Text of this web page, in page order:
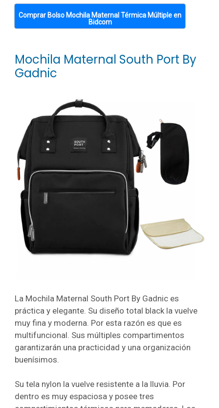
Comprar Bolso Mochila Maternal Térmica Múltiple en
Bidcom
Mochila Maternal South Port By
Gadnic
La Mochila Maternal South Port By Gadnic es
práctica y elegante. Su diseño total black la vuelve
muy fina y moderna. Por esta razón es que es
multifuncional. Sus múltiples compartimentos
garantizarán una practicidad y una organización
buenísimos.
Su tela nylon la vuelve resistente a la lluvia. Por
dentro es muy espaciosa y posee tres